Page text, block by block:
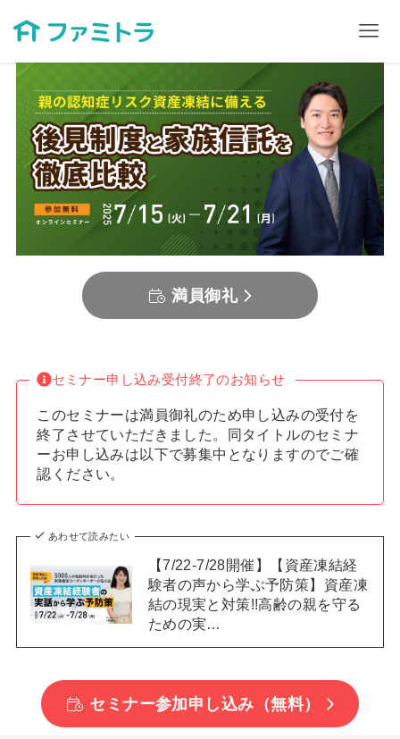
満員御礼
セミナー申し込み受付終了のお知らせ
このセミナーは満員御礼のため申し込みの受付を
終了させていただきました。同タイトルのセミナ
ーお申し込みは以下で募集中となりますのでご確
認ください。
あわせて読みたい
【7/22-7/28開催】【資産凍結経
験者の声から学ぶ予防策】資産凍
結の現実と対策!!高齢の親を守る
ための実…
セミナー参加申し込み（無料）